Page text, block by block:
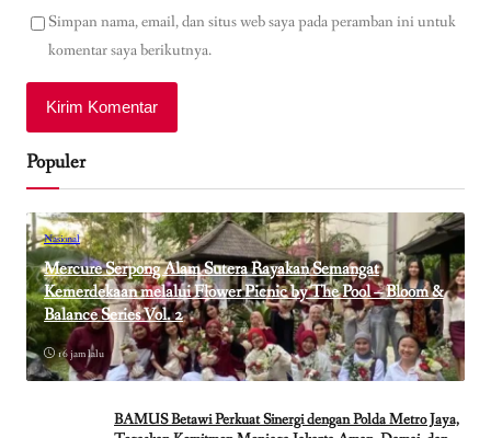
Simpan nama, email, dan situs web saya pada peramban ini untuk
komentar saya berikutnya.
Populer
Nasional
Mercure Serpong Alam Sutera Rayakan Semangat
Kemerdekaan melalui Flower Picnic by The Pool – Bloom &
Balance Series Vol. 2
16 jam lalu
BAMUS Betawi Perkuat Sinergi dengan Polda Metro Jaya,